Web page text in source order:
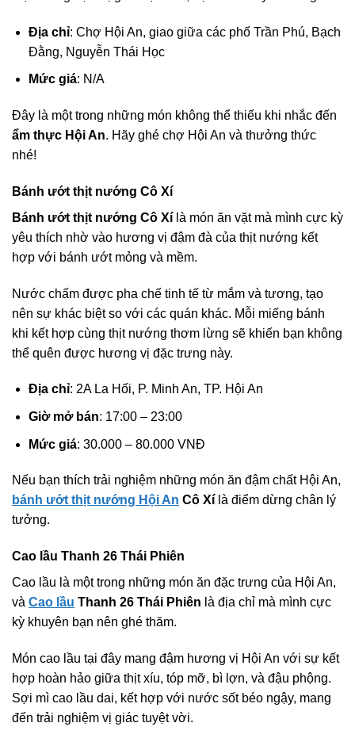
Địa chỉ: Chợ Hội An, giao giữa các phố Trần Phú, Bạch
Đằng, Nguyễn Thái Học
Mức giá: N/A
Đây là một trong những món không thể thiếu khi nhắc đến
ẩm thực Hội An. Hãy ghé chợ Hội An và thưởng thức
nhé!
Bánh ướt thịt nướng Cô Xí
Bánh ướt thịt nướng Cô Xí là món ăn vặt mà mình cực kỳ
yêu thích nhờ vào hương vị đậm đà của thịt nướng kết
hợp với bánh ướt mỏng và mềm.
Nước chấm được pha chế tinh tế từ mắm và tương, tạo
nên sự khác biệt so với các quán khác. Mỗi miếng bánh
khi kết hợp cùng thịt nướng thơm lừng sẽ khiến bạn không
thể quên được hương vị đặc trưng này.
Địa chỉ: 2A La Hối, P. Minh An, TP. Hội An
Giờ mở bán: 17:00 – 23:00
Mức giá: 30.000 – 80.000 VNĐ
Nếu bạn thích trải nghiệm những món ăn đậm chất Hội An,
bánh ướt thịt nướng Hội An Cô Xí là điểm dừng chân lý
tưởng.
Cao lầu Thanh 26 Thái Phiên
Cao lầu là một trong những món ăn đặc trưng của Hội An,
và Cao lầu Thanh 26 Thái Phiên là địa chỉ mà mình cực
kỳ khuyên bạn nên ghé thăm.
Món cao lầu tại đây mang đậm hương vị Hội An với sự kết
hợp hoàn hảo giữa thịt xíu, tóp mỡ, bì lợn, và đậu phộng.
Sợi mì cao lầu dai, kết hợp với nước sốt béo ngậy, mang
đến trải nghiệm vị giác tuyệt vời.